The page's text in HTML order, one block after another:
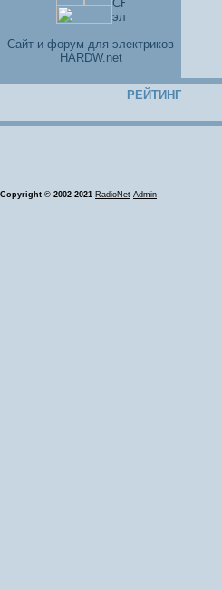
Cайт и форум для электриков
HARDW.net
РЕЙТИНГ
Copyright © 2002-2021 RadioNet Admin